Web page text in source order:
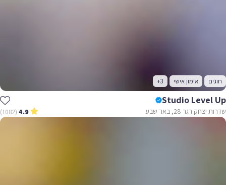
חוגים אימון אישי +3
Studio Level Up
שדרות יצחק רגר 28, באר שבע 4.9
(1082)